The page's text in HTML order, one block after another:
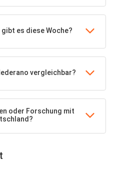
es diese Woche?
vergleichbar?
oder Forschung mit